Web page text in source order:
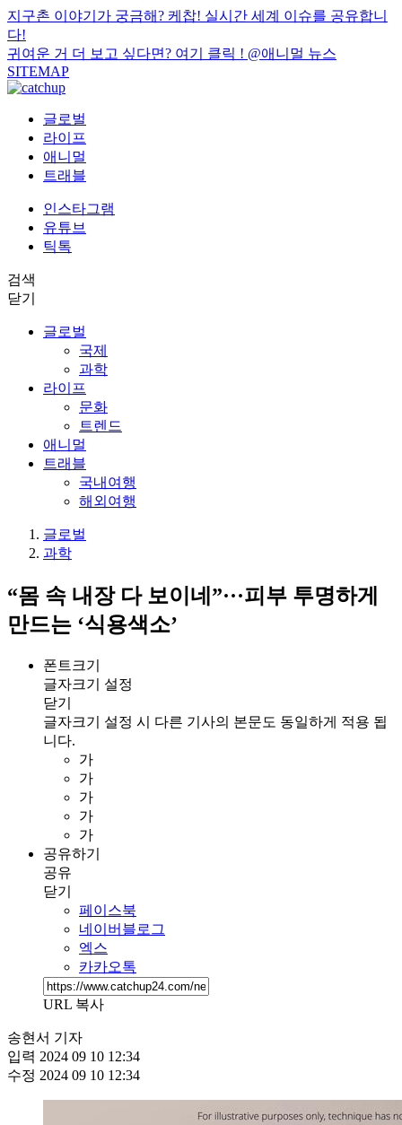
지구촌 이야기가 궁금해? 케찹! 실시간 세계 이슈를 공유합니
다!
귀여운 거 더 보고 싶다면? 여기 클릭 ! @애니멀 뉴스
SITEMAP
글로벌
라이프
애니멀
트래블
인스타그램
유튜브
틱톡
검색
닫기
글로벌
국제
과학
라이프
문화
트렌드
애니멀
트래블
국내여행
해외여행
글로벌
과학
“몸 속 내장 다 보이네”···피부 투명하게
만드는 ‘식용색소’
폰트크기
글자크기 설정
닫기
글자크기 설정 시 다른 기사의 본문도 동일하게 적용 됩
니다.
가
가
가
가
가
공유하기
공유
닫기
페이스북
네이버블로그
엑스
카카오톡
URL 복사
송현서 기자
입력 2024 09 10 12:34
수정 2024 09 10 12:34